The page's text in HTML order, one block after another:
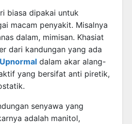
biasa dipakai untuk
macam penyakit. Misalnya
dalam, mimisan. Khasiat
dari kandungan yang ada
dalam akar alang-
yang bersifat anti piretik,
senyawa yang
adalah manitol,